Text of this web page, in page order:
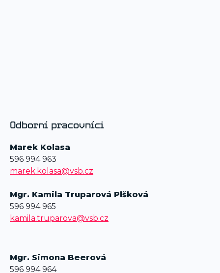
Odborní pracovníci
Marek Kolasa
596 994 963
marek.kolasa@vsb.cz
Mgr. Kamila Truparová Plšková
596 994 965
kamila.truparova@vsb.cz
Mgr. Simona Beerová
596 994 964